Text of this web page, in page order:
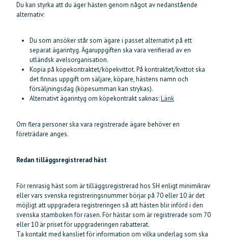
Du kan styrka att du äger hästen genom något av nedanstående
alternativ:
Du som ansöker står som ägare i passet alternativt på ett
separat ägarintyg. Ägaruppgiften ska vara verifierad av en
utländsk avelsorganisation.
Kopia på köpekontraktet/köpekvittot. På kontraktet/kvittot ska
det finnas uppgift om säljare, köpare, hästens namn och
försäljningsdag (köpesumman kan strykas).
Alternativt ägarintyg om köpekontrakt saknas:Länk
Om flera personer ska vara registrerade ägare behöver en
företrädare anges.
Redan tilläggsregistrerad häst
För renrasig häst som är tilläggsregistrerad hos SH enligt minimikrav
eller vars svenska registreringsnummer börjar på 70 eller 10 är det
möjligt att uppgradera registreringen så att hästen blir införd i den
svenska stamboken för rasen. För hästar som är registrerade som 70
eller 10 är priset för uppgraderingen rabatterat.
Ta kontakt med kansliet för information om vilka underlag som ska